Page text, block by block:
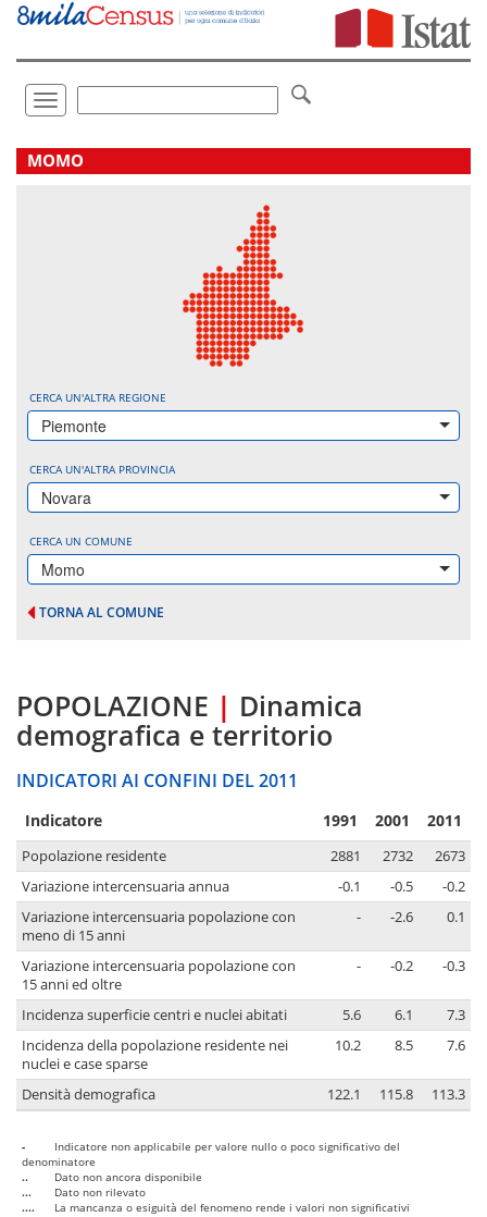
Vai
direttamente
Toggle
navigation
.
MOMO
CERCA UN'ALTRA REGIONE
Piemonte
CERCA UN'ALTRA PROVINCIA
Novara
CERCA UN COMUNE
Momo
TORNA AL COMUNE
POPOLAZIONE | Dinamica
demografica e territorio
INDICATORI AI CONFINI DEL 2011
Indicatore 1991 2001 2011
Popolazione residente 2881 2732
2673
Variazione intercensuaria annua
-0.1 -0.5
-0.2
Variazione intercensuaria popolazione con
meno di 15 anni
- -2.6 0.1
Variazione intercensuaria popolazione con
15 anni ed oltre
- -0.2 -0.3
Incidenza superficie centri e nuclei abitati 5.6 6.1
7.3
Incidenza della popolazione residente nei
nuclei e case sparse
10.2 8.5 7.6
Densità demografica 122.1 115.8 113.3
-
Indicatore non applicabile per valore nullo o poco significativo del
denominatore
..
Dato non ancora disponibile
...
Dato non rilevato
....
La mancanza o esiguità del fenomeno rende i valori non significativi